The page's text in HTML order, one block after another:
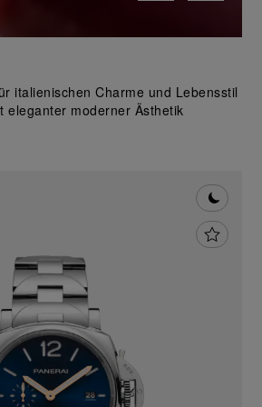
italienischen Charme und Lebensstil
eleganter moderner Ästhetik